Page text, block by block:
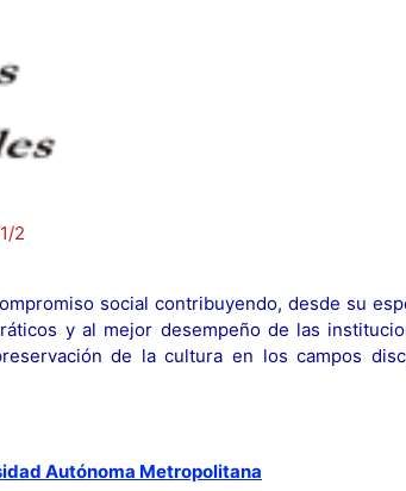
2
social contribuyendo, desde su
y al mejor desempeño de las
de la cultura en los campos
Autónoma Metropolitana